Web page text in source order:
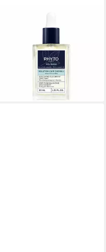
Haarshampoo POLLEINE
stärkendes Pre-Shampoo-
(1.147,67 €/ 1 l)
lieferbar in 4 Wochen